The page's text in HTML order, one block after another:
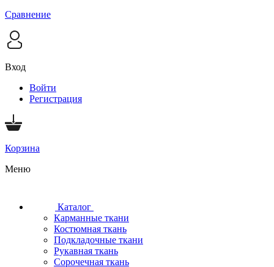
Сравнение
Вход
Войти
Регистрация
Корзина
Меню
Каталог
Карманные ткани
Костюмная ткань
Подкладочные ткани
Рукавная ткань
Сорочечная ткань